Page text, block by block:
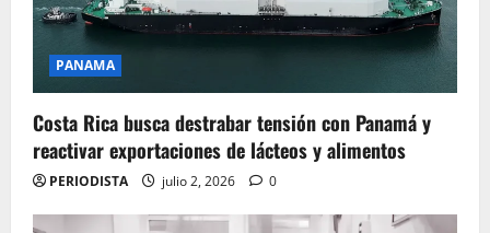
PANAMA
Costa Rica busca destrabar tensión con Panamá y
reactivar exportaciones de lácteos y alimentos
PERIODISTA julio 2, 2026 0